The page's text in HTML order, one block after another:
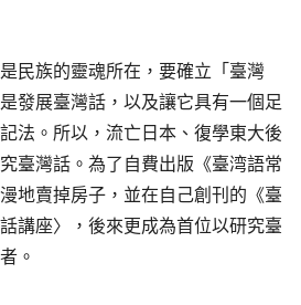
族的靈魂所在，要確立「臺灣
發展臺灣話，以及讓它具有一個足
法。所以，流亡日本、復學東大後
臺灣話。為了自費出版《臺湾語常
地賣掉房子，並在自己創刊的《臺
講座〉，後來更成為首位以研究臺
。